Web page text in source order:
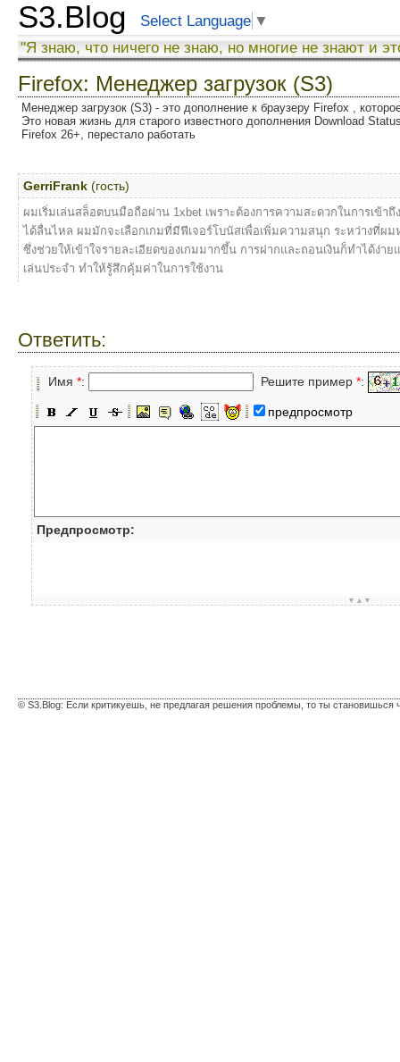
S3.Blog Select Language ▼
"Я знаю, что ничего не знаю, но многие не знают и
Firefox: Менеджер загрузок (S3)
Менеджер загрузок (S3) - это дополнение к браузеру Firefox ,
Это новая жизнь для старого известного дополнения Download
Firefox 26+, перестало работать
GerriFrank (гость)
ผมเริ่มเล่นสล็อตบนมือถือผ่าน 1xbet เพราะต้องการความสะดวกในการเข้า
ได้ลื่นไหล ผมมักจะเลือกเกมที่มีฟีเจอร์โบนัสเพื่อเพิ่มความสนุก ระหว่างที่ผ
ซึ่งช่วยให้เข้าใจรายละเอียดของเกมมากขึ้น การฝากและถอนเงินก็ทำได้ง่
เล่นประจำ ทำให้รู้สึกคุ้มค่าในการใช้งาน
Ответить:
Имя *: Решите пример *:
предпросмотр
Предпросмотр:
▼▲▼
© S3.Blog: Если критикуешь, не предлагая решения проблемы, то ты становишься